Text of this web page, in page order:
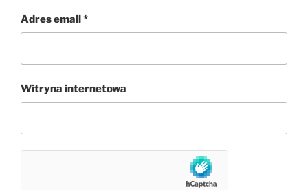
Adres email*
Witryna internetowa